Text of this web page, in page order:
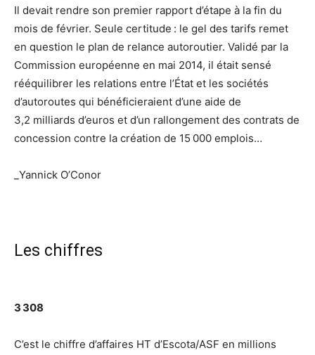
Il devait rendre son premier rapport d’étape à la fin du
mois de février. Seule certitude : le gel des tarifs remet
en question le plan de relance autoroutier. Validé par la
Commission européenne en mai 2014, il était sensé
rééquilibrer les relations entre l’État et les sociétés
d’autoroutes qui bénéficieraient d’une aide de
3,2 milliards d’euros et d’un rallongement des contrats de
concession contre la création de 15 000 emplois…
_Yannick O’Conor
Les chiffres
3 308
C’est le chiffre d’affaires HT d’Escota/ASF en millions